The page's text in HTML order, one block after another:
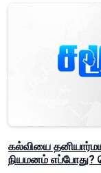
கல்வியை
நியமனம் எப்போது?